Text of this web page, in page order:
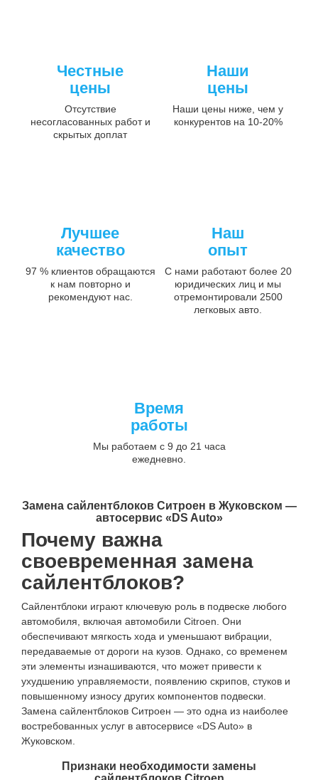
Честные
цены
Отсутствие
несогласованных работ и
скрытых доплат
Наши
цены
Наши цены ниже, чем у
конкурентов на 10-20%
Лучшее
качество
97 % клиентов обращаются
к нам повторно и
рекомендуют нас.
Наш
опыт
С нами работают более 20
юридических лиц и мы
отремонтировали 2500
легковых авто.
Время
работы
Мы работаем с 9 до 21 часа
ежедневно.
Замена сайлентблоков Ситроен в Жуковском —
автосервис «DS Auto»
Почему важна
своевременная замена
сайлентблоков?
Сайлентблоки играют ключевую роль в подвеске любого
автомобиля, включая автомобили Citroen. Они
обеспечивают мягкость хода и уменьшают вибрации,
передаваемые от дороги на кузов. Однако, со временем
эти элементы изнашиваются, что может привести к
ухудшению управляемости, появлению скрипов, стуков и
повышенному износу других компонентов подвески.
Замена сайлентблоков Ситроен — это одна из наиболее
востребованных услуг в автосервисе «DS Auto» в
Жуковском.
Признаки необходимости замены